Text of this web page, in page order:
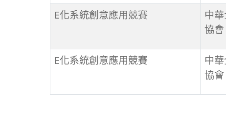
E化系統創意應用競賽
中
協會
E化系統創意應用競賽
中
協會